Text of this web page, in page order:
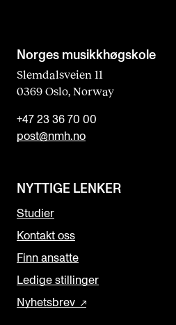
Norges musikk­høgskole
Slemdalsveien 11
0369 Oslo, Norway
+47 23 36 70 00
post@nmh.no
NYTTIGE LENKER
Studier
Kontakt oss
Finn ansatte
Ledige stillinger
Nyhetsbrev